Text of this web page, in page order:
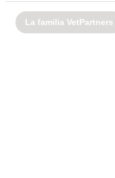
La familia VetPartners